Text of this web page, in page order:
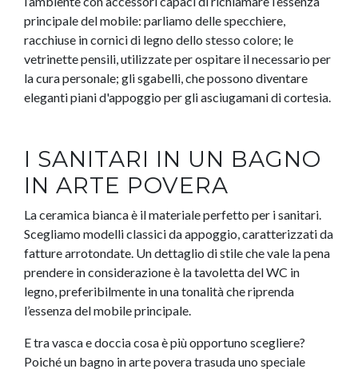
principale del mobile: parliamo delle specchiere,
racchiuse in cornici di legno dello stesso colore; le
vetrinette pensili, utilizzate per ospitare il necessario per
la cura personale; gli sgabelli, che possono diventare
eleganti piani d'appoggio per gli asciugamani di cortesia.
I SANITARI IN UN BAGNO
IN ARTE POVERA
La ceramica bianca è il materiale perfetto per i sanitari.
Scegliamo modelli classici da appoggio, caratterizzati da
fatture arrotondate. Un dettaglio di stile che vale la pena
prendere in considerazione è la tavoletta del WC in
legno, preferibilmente in una tonalità che riprenda
l’essenza del mobile principale.
E tra vasca e doccia cosa è più opportuno scegliere?
Poiché un bagno in arte povera trasuda uno speciale